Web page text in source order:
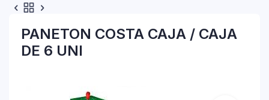
PANETON COSTA CAJA / CAJA
DE 6 UNI